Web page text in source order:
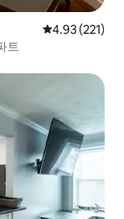
평점 4.93점(5
4.93 (221)
트